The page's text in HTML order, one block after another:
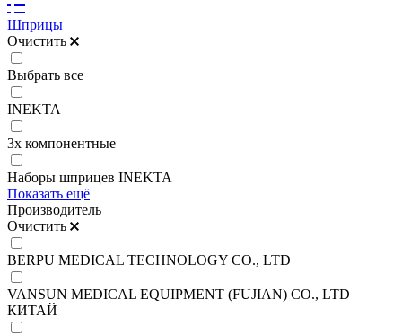
Шприцы
Очистить
Выбрать все
INEKTA
3х компонентные
Наборы шприцев INEKTA
Показать ещё
Производитель
Очистить
BERPU MEDICAL TECHNOLOGY CO., LTD
VANSUN MEDICAL EQUIPMENT (FUJIAN) CO., LTD
КИТАЙ